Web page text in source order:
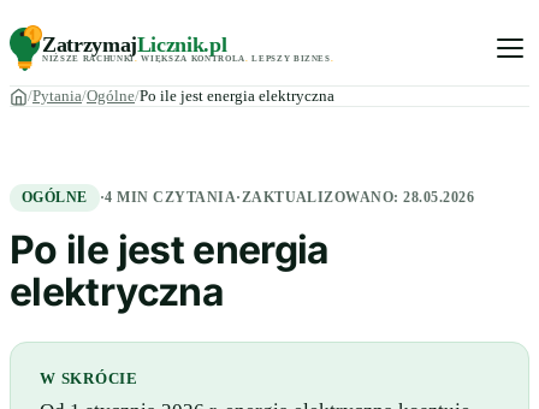
ZatrzymajLicznik.pl
NIŻSZE RACHUNKI. WIĘKSZA KONTROLA LEPSZY BIZNES
Pytania Ogólne Po ile jest energia elektryczna
OGÓLNE ·4 MIN CZYTANIA·ZAKTUALIZOWANO:28.05.2026
Po ile jest energia
elektryczna
W SKRÓCIE